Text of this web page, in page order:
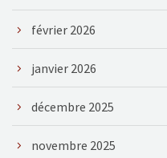
février 2026
janvier 2026
décembre 2025
novembre 2025